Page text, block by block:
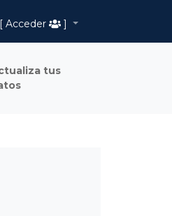
[ Acceder
]
tus